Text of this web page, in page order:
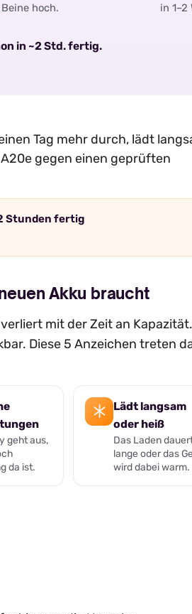
hoch.
in 1–2
in ~2 Std. fertig.
Tag mehr durch, lädt
gegen einen geprüften
Stunden fertig
Akku braucht
mit der Zeit an Kapazität.
Diese 5 Anzeichen treten
geht aus,
da ist.
Lädt langsam
oder heiß
Das Laden
lange oder das
wird dabei warm.